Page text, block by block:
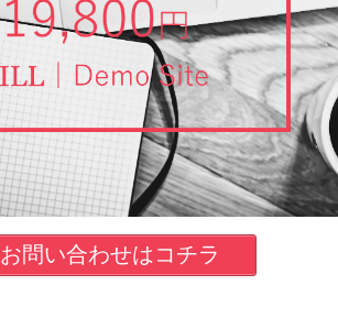
お問い合わせはコチラ